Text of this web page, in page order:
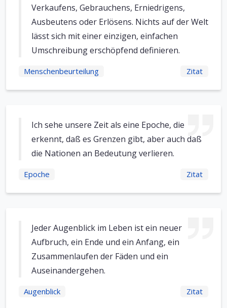
Verkaufens, Gebrauchens, Erniedrigens,
Ausbeutens oder Erlösens. Nichts auf der Welt
lässt sich mit einer einzigen, einfachen
Umschreibung erschöpfend definieren.
Menschenbeurteilung Zitat
Ich sehe unsere Zeit als eine Epoche, die
erkennt, daß es Grenzen gibt, aber auch daß
die Nationen an Bedeutung verlieren.
Epoche Zitat
Jeder Augenblick im Leben ist ein neuer
Aufbruch, ein Ende und ein Anfang, ein
Zusammenlaufen der Fäden und ein
Auseinandergehen.
Augenblick Zitat